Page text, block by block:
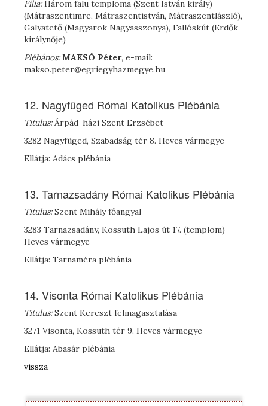
Filia:Három falu temploma (Szent István király)
(Mátraszentimre, Mátraszentistván, Mátraszentlászló),
Galyatető (Magyarok Nagyasszonya), Fallóskút (Erdők
királynője)
Plébános:MAKSÓ Péter, e-mail:
makso.peter@egriegyhazmegye.hu
12. Nagyfüged Római Katolikus Plébánia
Titulus:Árpád-házi Szent Erzsébet
3282 Nagyfüged, Szabadság tér 8. Heves vármegye
Ellátja: Adács plébánia
13. Tarnazsadány Római Katolikus Plébánia
Titulus:Szent Mihály főangyal
3283 Tarnazsadány, Kossuth Lajos út 17. (templom)
Heves vármegye
Ellátja: Tarnaméra plébánia
14. Visonta Római Katolikus Plébánia
Titulus:Szent Kereszt felmagasztalása
3271 Visonta, Kossuth tér 9. Heves vármegye
Ellátja: Abasár plébánia
vissza